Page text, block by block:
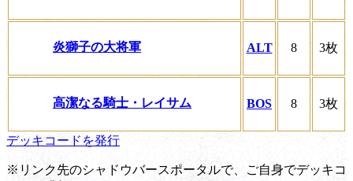
炎獅子の大将軍 ALT 8 3枚
高潔なる騎士・レイサム BOS 8 3枚
デッキコードを発行
※リンク先のシャドウバースポータルで、ご自身でデッキコ